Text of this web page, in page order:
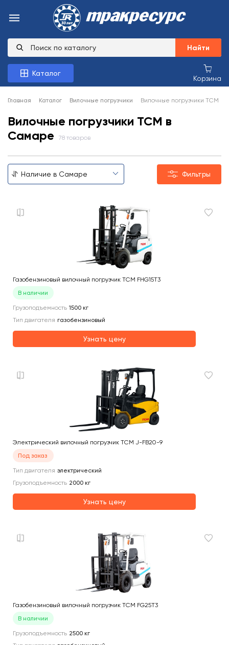
Найти
Каталог
Корзина
Главная Каталог Вилочные погрузчики Вилочные погрузчики TCM
Вилочные погрузчики TCM в
Самаре
78 товаров
Фильтры
Газобензиновый вилочный погрузчик TCM FHG15T3
В наличии
Грузоподъемность 1500 кг
Тип двигателя газобензиновый
Узнать цену
Электрический вилочный погрузчик TCM J-FB20-9
Под заказ
Тип двигателя электрический
Грузоподъемность 2000 кг
Узнать цену
Газобензиновый вилочный погрузчик TCM FG25T3
В наличии
Грузоподъемность 2500 кг